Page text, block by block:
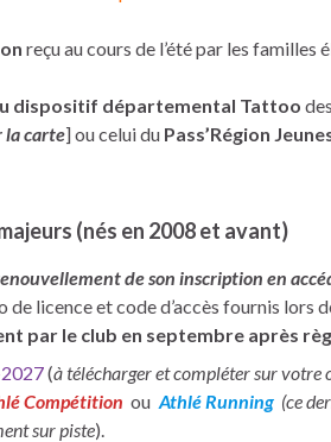
reçu au cours de l’été par les
dispositif départemental Tattoo
la carte] ou celui du Pass’Région
(nés en 2008 et avant)
de son inscription en
de licence et code d’accès fournis lors
par le club en septembre après
(à télécharger et compléter sur votre
Compétition ou Athlé Running (ce
sur piste).